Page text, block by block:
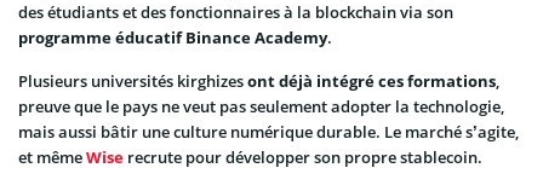
des étudiants et des fonctionnaires à la blockchain via son
programme éducatif Binance Academy.
Plusieurs universités kirghizesont déjà intégré ces formations,
preuve que le pays ne veut pas seulement adopter la technologie,
mais aussi bâtir une culture numérique durable. Le marché s’agite,
et mêmeWise recrute pour développer son propre stablecoin.